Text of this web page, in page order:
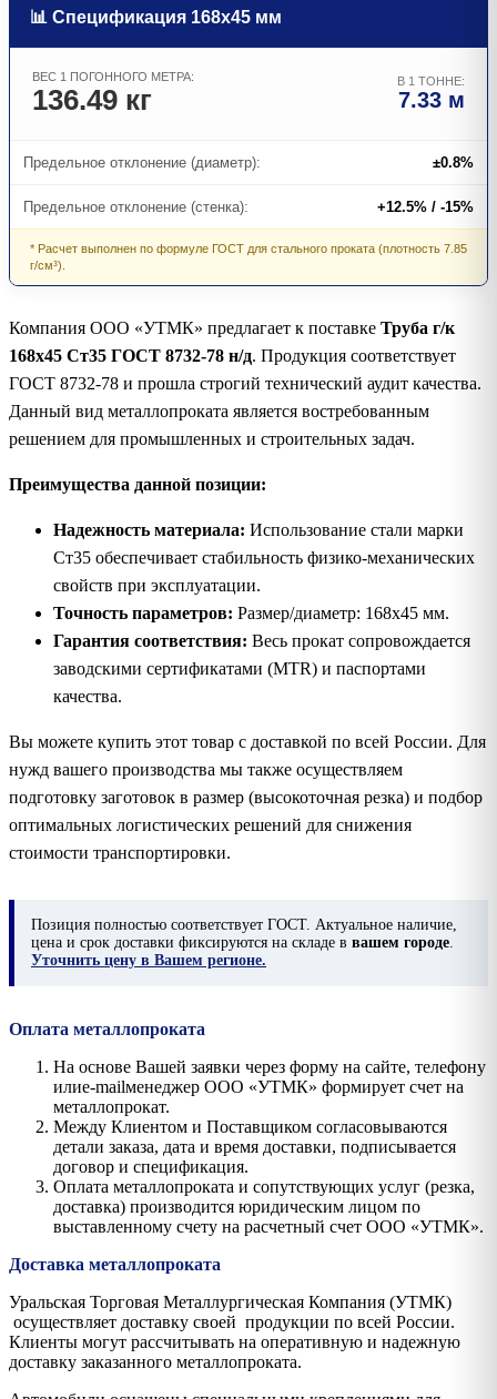
📊 Спецификация 168х45 мм
ВЕС 1 ПОГОННОГО МЕТРА:
136.49 кг
В 1 ТОННЕ:
7.33 м
Предельное отклонение (диаметр): ±0.8%
Предельное отклонение (стенка): +12.5% / -15%
* Расчет выполнен по формуле ГОСТ для стального проката (плотность 7.85
г/см³).
Компания ООО «УТМК» предлагает к поставке Труба г/к
168х45 Ст35 ГОСТ 8732-78 н/д. Продукция соответствует
ГОСТ 8732-78 и прошла строгий технический аудит качества.
Данный вид металлопроката является востребованным
решением для промышленных и строительных задач.
Преимущества данной позиции:
Надежность материала: Использование стали марки
Ст35 обеспечивает стабильность физико-механических
свойств при эксплуатации.
Точность параметров: Размер/диаметр: 168х45 мм.
Гарантия соответствия: Весь прокат сопровождается
заводскими сертификатами (MTR) и паспортами
качества.
Вы можете купить этот товар с доставкой по всей России. Для
нужд вашего производства мы также осуществляем
подготовку заготовок в размер (высокоточная резка) и подбор
оптимальных логистических решений для снижения
стоимости транспортировки.
Позиция полностью соответствует ГОСТ. Актуальное наличие,
цена и срок доставки фиксируются на складе в вашем городе
Уточнить цену в Вашем регионе.
Оплата металлопроката
На основе Вашей заявки через форму на сайте, телефону
илиe-mailменеджер ООО «УТМК» формирует счет на
металлопрокат.
Между Клиентом и Поставщиком согласовываются
детали заказа, дата и время доставки, подписывается
договор и спецификация.
Оплата металлопроката и сопутствующих услуг (резка,
доставка) производится юридическим лицом по
выставленному счету на расчетный счет ООО «УТМК».
Доставка металлопроката
Уральская Торговая Металлургическая Компания (УТМК)
осуществляет доставку своей продукции по всей России.
Клиенты могут рассчитывать на оперативную и надежную
доставку заказанного металлопроката.